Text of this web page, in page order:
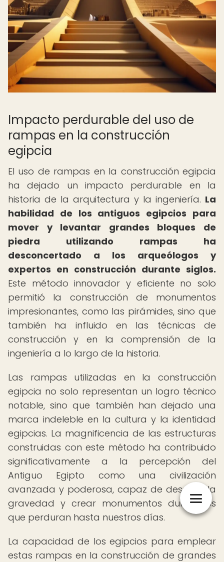
Impacto perdurable del uso de
rampas en la construcción
egipcia
El uso de rampas en la construcción egipcia
ha dejado un impacto perdurable en la
historia de la arquitectura y la ingeniería. La
habilidad de los antiguos egipcios para
mover y levantar grandes bloques de
piedra utilizando rampas ha
desconcertado a los arqueólogos y
expertos en construcción durante siglos.
Este método innovador y eficiente no solo
permitió la construcción de monumentos
impresionantes, como las pirámides, sino que
también ha influido en las técnicas de
construcción y en la comprensión de la
ingeniería a lo largo de la historia.
Las rampas utilizadas en la construcción
egipcia no solo representan un logro técnico
notable, sino que también han dejado una
marca indeleble en la cultura y la identidad
egipcias. La magnificencia de las estructuras
construidas con este método ha contribuido
significativamente a la percepción del
Antiguo Egipto como una civilización
avanzada y poderosa, capaz de desafiar la
gravedad y crear monumentos duraderos
que perduran hasta nuestros días.
La capacidad de los egipcios para emplear
estas rampas en la construcción de grandes